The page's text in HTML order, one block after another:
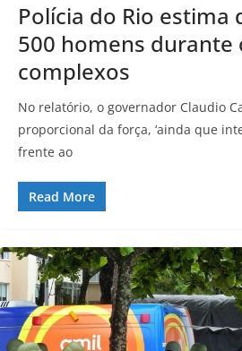
Polícia do Rio estima
500 homens durante
complexos
No relatório, o governador Claudio
proporcional da força, ‘ainda que
frente ao
Read More